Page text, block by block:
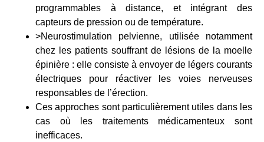
programmables à distance, et intégrant des
capteurs de pression ou de température.
>Neurostimulation pelvienne, utilisée notamment
chez les patients souffrant de lésions de la moelle
épinière : elle consiste à envoyer de légers courants
électriques pour réactiver les voies nerveuses
responsables de l’érection.
Ces approches sont particulièrement utiles dans les
cas où les traitements médicamenteux sont
inefficaces.